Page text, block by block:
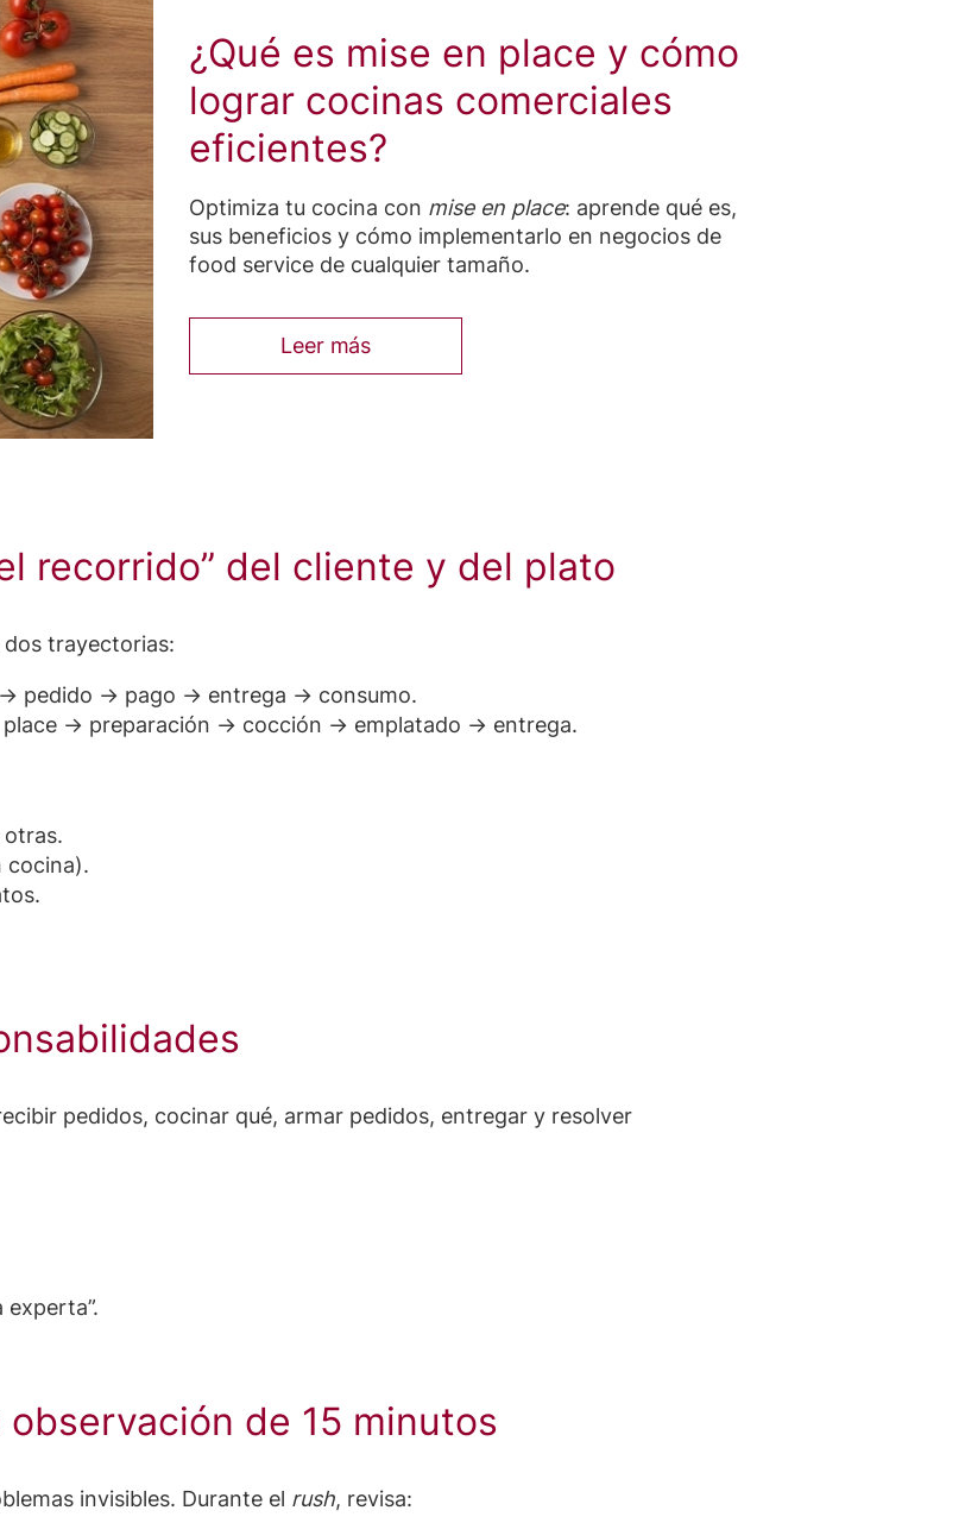
¿Qué es mise en place y cómo
lograr cocinas comerciales
eficientes?
Optimiza tu cocina con mise en place: aprende qué es,
sus beneficios y cómo implementarlo en negocios de
food service de cualquier tamaño.
Leer más
recorrido” del cliente y del plato
dos trayectorias:
pedido → pago → entrega → consumo.
place → preparación → cocción → emplatado → entrega.
otras.
cocina).
pedidos, cocinar qué, armar pedidos, entregar y resolver
experta”.
de 15 minutos
invisibles. Durante el rush, revisa: